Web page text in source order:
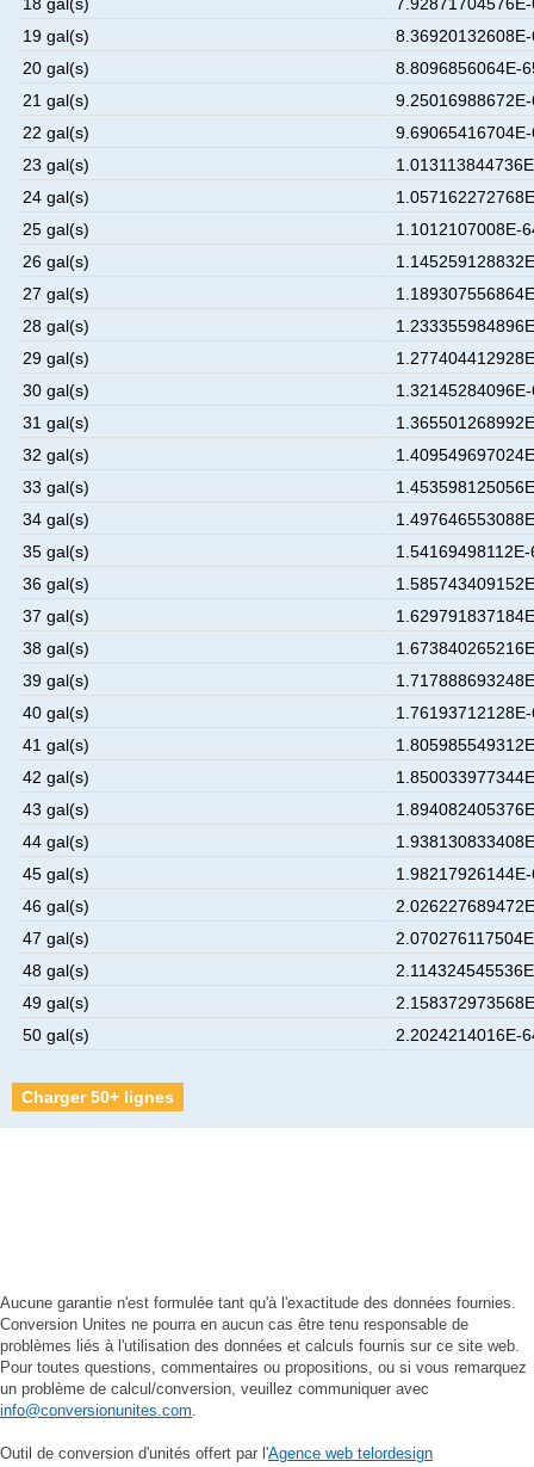
19 gal(s)
20 gal(s)
8.8096856064E-
21 gal(s)
22 gal(s)
23 gal(s)
24 gal(s)
25 gal(s)
1.1012107008E-
26 gal(s)
27 gal(s)
28 gal(s)
29 gal(s)
30 gal(s)
31 gal(s)
32 gal(s)
33 gal(s)
34 gal(s)
35 gal(s)
36 gal(s)
37 gal(s)
38 gal(s)
39 gal(s)
40 gal(s)
41 gal(s)
42 gal(s)
43 gal(s)
44 gal(s)
45 gal(s)
46 gal(s)
47 gal(s)
48 gal(s)
49 gal(s)
50 gal(s)
2.2024214016E-
Charger 50+ lignes
Aucune garantie n'est formulée tant qu'à l'exactitude des données fournies.
Conversion Unites ne pourra en aucun cas être tenu responsable de
problèmes liés à l'utilisation des données et calculs fournis sur ce site web.
Pour toutes questions, commentaires ou propositions, ou si vous remarquez
un problème de calcul/conversion, veuillez communiquer avec
info@conversionunites.com.
Outil de conversion d'unités offert par l'Agence web telordesign